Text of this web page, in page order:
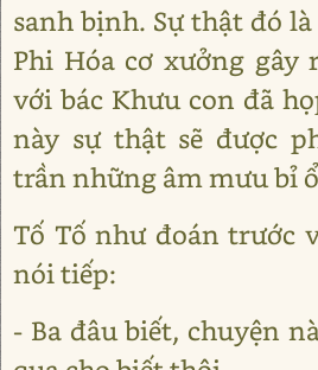
sanh bịnh. Sự thật đó
Phi Hóa cơ xưởng gây
với bác Khưu con đã
này sự thật sẽ được
trần những âm mưu bỉ
Tố Tố như đoán trước
nói tiếp:
- Ba đâu biết, chuyện